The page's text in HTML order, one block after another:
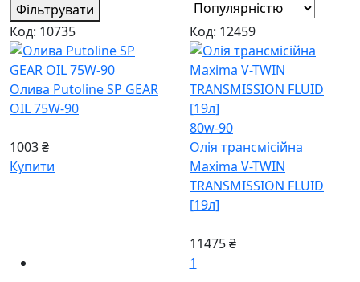
Фільтрувати
Код: 10735
Олива Putoline SP GEAR
OIL 75W-90
1003 ₴
Купити
Код: 12459
80w-90
Олія трансмісійна
Maxima V-TWIN
TRANSMISSION FLUID
[19л]
11475 ₴
1